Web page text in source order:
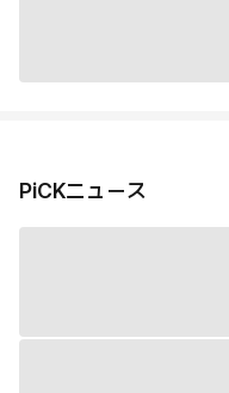
PiCKニュース